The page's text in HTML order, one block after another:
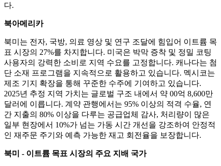
다.
북아메리카
북미는 전자, 국방, 의료 영상 및 연구 조달에 힘입어 이트륨 목
표 시장의 27%를 차지합니다. 미국은 박막 증착 및 정밀 코팅
사용자의 강력한 소비로 지역 수요를 고정합니다. 캐나다는 첨
단 소재 프로그램을 지속적으로 활용하고 있습니다. 멕시코는
제조 기지 확장을 통해 꾸준한 수주에 기여하고 있습니다.
2025년 추정 지역 가치는 글로벌 구조 내에서 약 00억 8,600만
달러에 이릅니다. 계약 관행에서는 95% 이상의 적격 수율, 연
간 지출의 80% 이상을 다루는 공급업체 감사, 처리량이 많은
일부 현장에서 10%가 넘는 가동 시간 개선을 강조하여 안정적
인 재주문 주기와 예측 가능한 재고 회전율을 보장합니다.
북미 - 이트륨 목표 시장의 주요 지배 국가